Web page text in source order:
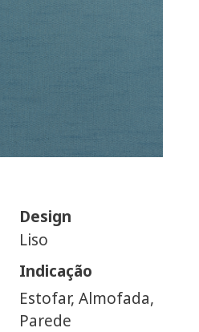
Design
Liso
Indicação
Estofar, Almofada,
Parede